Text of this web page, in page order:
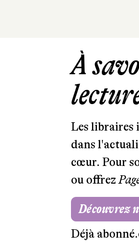
À
Les libraires
dans
cœur. Pour
ou offrez
Découvrez
Déjà